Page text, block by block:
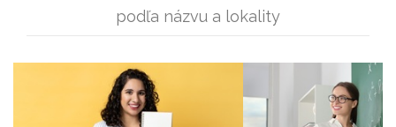
podľa názvu a lokality